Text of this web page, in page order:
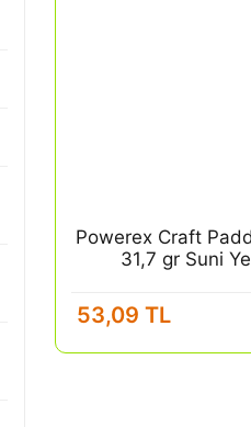
Powerex Craft
31,7 gr Suni
53,09 TL